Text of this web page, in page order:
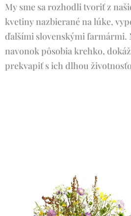
My sme sa rozhodli tvoriť z
kvetiny nazbierané na lúke,
ďalšími slovenskými farmármi.
navonok pôsobia krehko,
prekvapiť s ich dlhou